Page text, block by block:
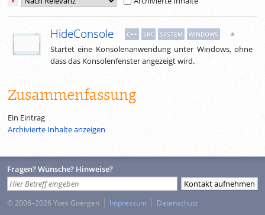
HideConsole C++ SRC SYSTEM WINDOWS ★
Startet eine Konsolenanwendung unter Windows, ohne
dass das Konsolenfenster angezeigt wird.
Zusammenfassung
Ein Eintrag
Archivierte Inhalte anzeigen
Fragen? Wünsche? Hinweise?
© 2006–2026 Yves Goergen Impressum Datenschutz